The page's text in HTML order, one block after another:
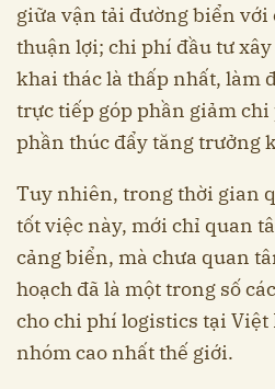
giữa vận tải đường biển với
thuận lợi; chi phí đầu tư
khai thác là thấp nhất, làm
trực tiếp góp phần giảm
phần thúc đẩy tăng trưởng
Tuy nhiên, trong thời gian
tốt việc này, mới chỉ quan
cảng biển, mà chưa quan
hoạch đã là một trong số
cho chi phí logistics tại
nhóm cao nhất thế giới.